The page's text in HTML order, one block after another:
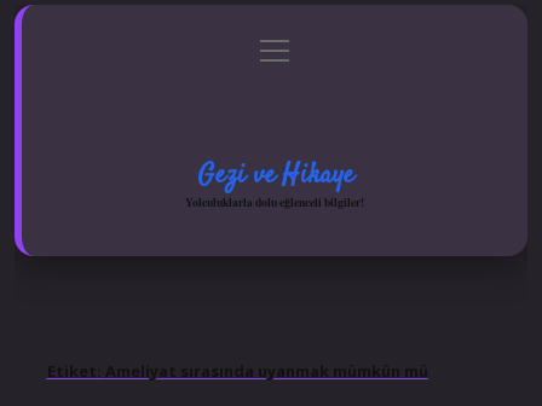
Gizlilik Politikası
menüyü
aç
Gezi ve Hikaye
Yolculuklarla dolu eğlenceli bilgiler!
Etiket: Ameliyat sırasında uyanmak mümkün mü